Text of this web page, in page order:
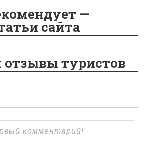
—
сайта
туристов